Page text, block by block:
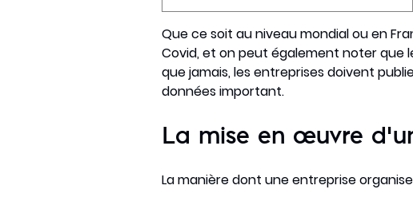
Que ce soit au niveau mondial ou en
Covid, et on peut également noter que
que jamais, les entreprises doivent
données important.
La mise en œuvre
La manière dont une entreprise